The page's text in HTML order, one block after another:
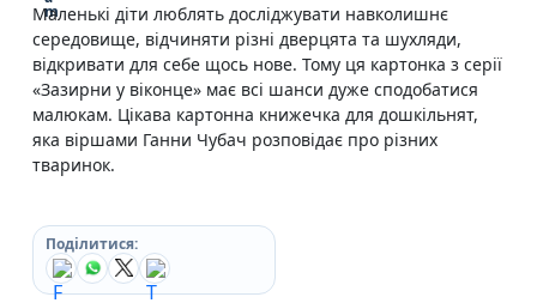
Маленькі діти люблять досліджувати навколишнє
середовище, відчиняти різні дверцята та шухляди,
відкривати для себе щось нове. Тому ця картонка з серії
«Зазирни у віконце» має всі шанси дуже сподобатися
малюкам. Цікава картонна книжечка для дошкільнят,
яка віршами Ганни Чубач розповідає про різних
тваринок.
Поділитися: